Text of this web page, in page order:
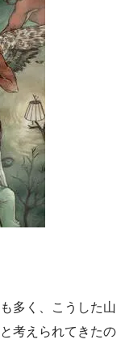
多く、こうした山
考えられてきたの